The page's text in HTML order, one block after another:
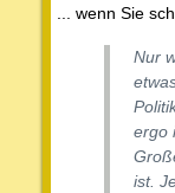
... wenn Sie
Nur
ergo
ist.